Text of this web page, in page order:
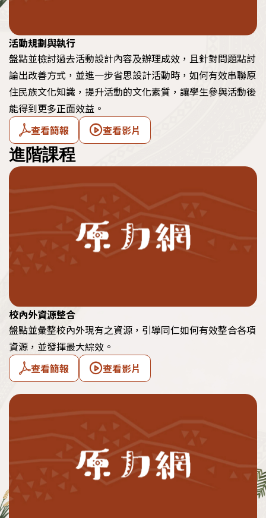
活動規劃與執行
盤點並檢討過去活動設計內容及辦理成效，且針對問題點討
論出改善方式，並進一步省思設計活動時，如何有效串聯原
住民族文化知識，提升活動的文化素質，讓學生參與活動後
能得到更多正面效益。
查看簡報
查看影片
進階課程
校內外資源整合
盤點並彙整校內外現有之資源，引導同仁如何有效整合各項
資源，並發揮最大綜效。
查看簡報
查看影片